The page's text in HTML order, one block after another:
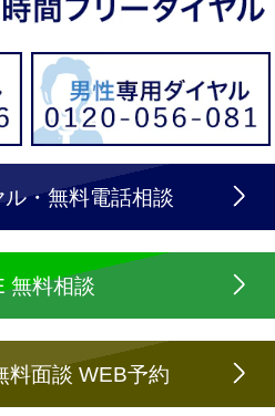
・無料電話相談
無料相談
料面談 WEB予約